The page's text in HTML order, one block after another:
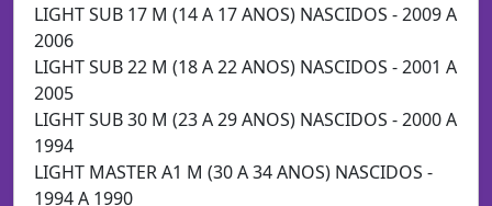
LIGHT SUB 17 M (14 A 17 ANOS) NASCIDOS - 2009 A
2006
LIGHT SUB 22 M (18 A 22 ANOS) NASCIDOS - 2001 A
2005
LIGHT SUB 30 M (23 A 29 ANOS) NASCIDOS - 2000 A
1994
LIGHT MASTER A1 M (30 A 34 ANOS) NASCIDOS -
1994 A 1990